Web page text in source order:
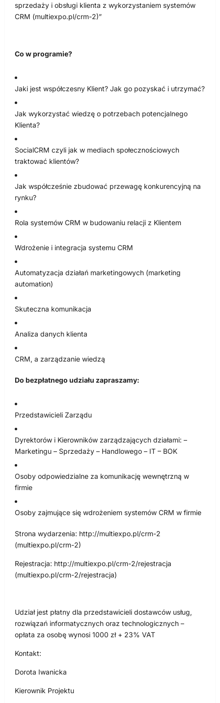
sprzedaży i obsługi klienta z wykorzystaniem systemów
CRM (multiexpo.pl/crm-2)”
Co w programie?
Jaki jest współczesny Klient? Jak go pozyskać i utrzymać?
Jak wykorzystać wiedzę o potrzebach potencjalnego
Klienta?
SocialCRM czyli jak w mediach społecznościowych
traktować klientów?
Jak współcześnie zbudować przewagę konkurencyjną na
rynku?
Rola systemów CRM w budowaniu relacji z Klientem
Wdrożenie i integracja systemu CRM
Automatyzacja działań marketingowych (marketing
automation)
Skuteczna komunikacja
Analiza danych klienta
CRM, a zarządzanie wiedzą
Do bezpłatnego udziału zapraszamy:
Przedstawicieli Zarządu
Dyrektorów i Kierowników zarządzających działami: –
Marketingu – Sprzedaży – Handlowego – IT – BOK
Osoby odpowiedzialne za komunikację wewnętrzną w
firmie
Osoby zajmujące się wdrożeniem systemów CRM w firmie
Strona wydarzenia: http://multiexpo.pl/crm-2
(multiexpo.pl/crm-2)
Rejestracja: http://multiexpo.pl/crm-2/rejestracja
(multiexpo.pl/crm-2/rejestracja)
Udział jest płatny dla przedstawicieli dostawców usług,
rozwiązań informatycznych oraz technologicznych –
opłata za osobę wynosi 1000 zł + 23% VAT
Kontakt:
Dorota Iwanicka
Kierownik Projektu